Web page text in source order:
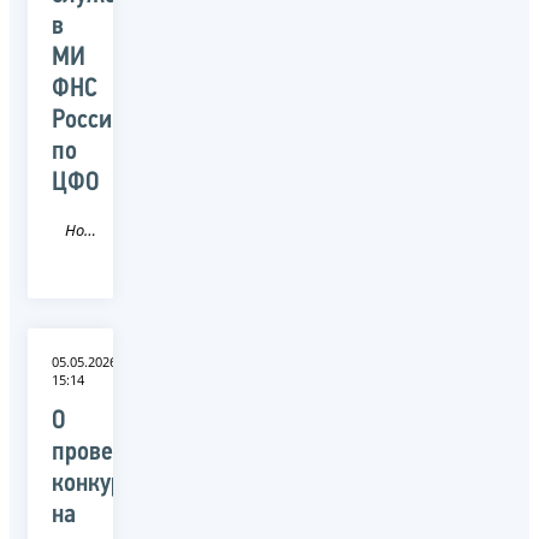
в
МИ
ФНС
России
по
ЦФО
Новость
05.05.2026
15:14
О
проведении
конкурса
на